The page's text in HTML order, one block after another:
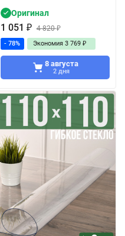
Оригинал
1 051 ₽ 4 820₽
- 78% Экономия 3 769 ₽
8 августа
2 дня